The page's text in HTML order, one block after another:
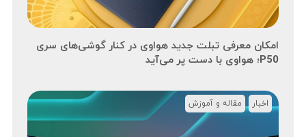
امکان معرفی تبلت جدید هواوی در کنار گوشی‌های سری
P50؛ هواوی با دست پر می‌آید
اخبار مقاله و آموزش